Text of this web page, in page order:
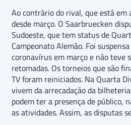
Ao contrário do rival, que está em
desde março. O Saarbruecken
Sudoeste, que tem status de
Campeonato Alemão. Foi
coronavírus em março e não teve
retomadas. Os torneios que são
TV foram reiniciados. Na Quarta
vivem da arrecadação da
podem ter a presença de público,
as atividades. Assim, as disputas